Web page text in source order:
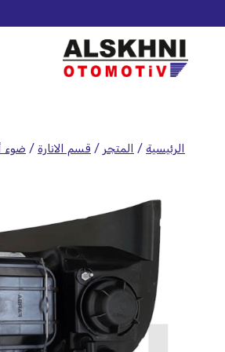
الرئيسية / المتجر / قسم الانارة / ضوء